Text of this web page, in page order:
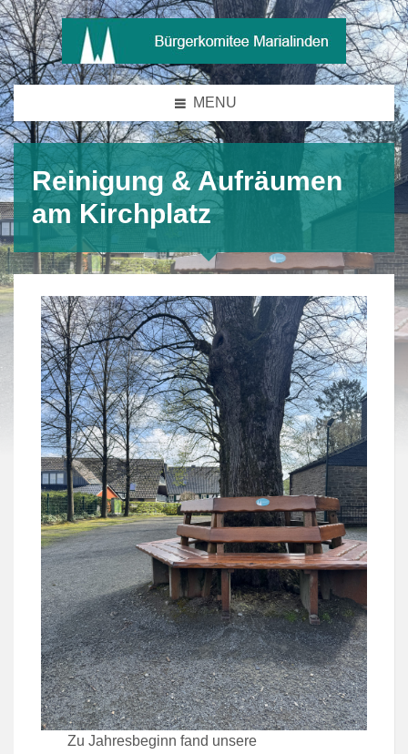
MENU
Reinigung & Aufräumen
am Kirchplatz
Zu Jahresbeginn fand unsere